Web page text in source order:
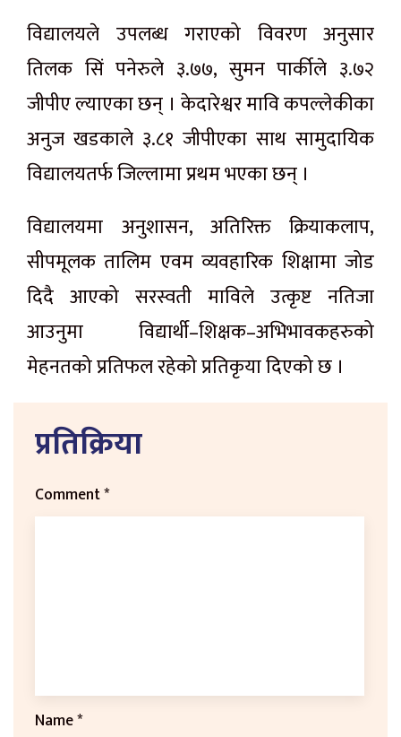
विद्यालयले उपलब्ध गराएको विवरण अनुसार
तिलक सिं पनेरुले ३.७७, सुमन पार्कीले ३.७२
जीपीए ल्याएका छन् । केदारेश्वर मावि कपल्लेकीका
अनुज खडकाले ३.८१ जीपीएका साथ सामुदायिक
विद्यालयतर्फ जिल्लामा प्रथम भएका छन् ।
विद्यालयमा अनुशासन, अतिरिक्त क्रियाकलाप,
सीपमूलक तालिम एवम व्यवहारिक शिक्षामा जोड
दिदै आएको सरस्वती माविले उत्कृष्ट नतिजा
आउनुमा विद्यार्थी–शिक्षक–अभिभावकहरुको
मेहनतको प्रतिफल रहेको प्रतिकृया दिएको छ ।
प्रतिक्रिया
Comment*
Name*